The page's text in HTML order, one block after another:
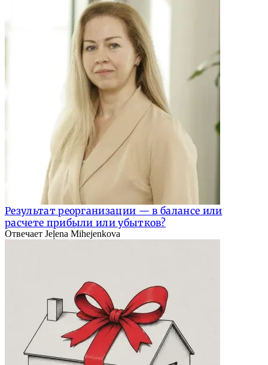
Результат реорганизации — в балансе или
расчете прибыли или убытков?
Отвечает Jeļena Mihejenkova